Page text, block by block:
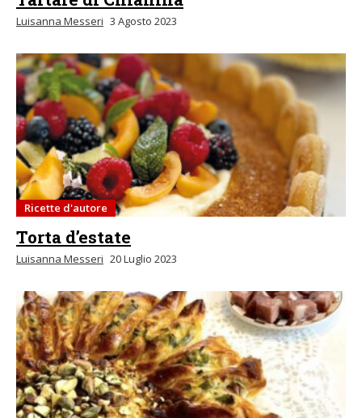
Luisanna Messeri 3 Agosto 2023
Ricette d'autore
Torta d’estate
Luisanna Messeri 20 Luglio 2023